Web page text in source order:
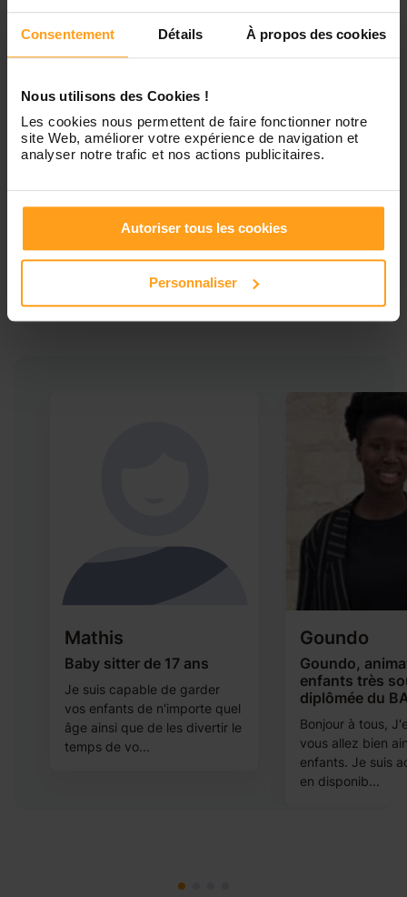
Consentement Détails À propos des cookies
Nous utilisons des Cookies !
Les cookies nous permettent de faire fonctionner notre
site Web, améliorer votre expérience de navigation et
analyser notre trafic et nos actions publicitaires.
Autoriser tous les cookies
Personnaliser
Ces profils pourraient vous intéresser
Babysitters proches de
Puteaux
Mathis
Baby sitter de 17 ans
Je suis capable de garder
vos enfants de n'importe quel
âge ainsi que de les divertir le
temps de vo...
Goundo
Goundo,
enfants très
diplômée du
Bonjour à tous,
vous allez bien
enfants. Je suis
en disponib...